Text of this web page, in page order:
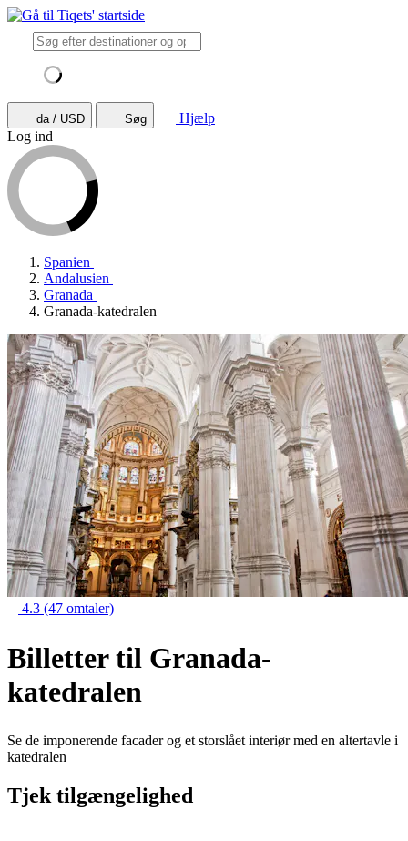
da / USD Søg
Hjælp
Log ind
Spanien
Andalusien
Granada
Granada-katedralen
4.3 (47 omtaler)
Billetter til Granada-
katedralen
Se de imponerende facader og et storslået interiør med en altertavle i
katedralen
Tjek tilgængelighed